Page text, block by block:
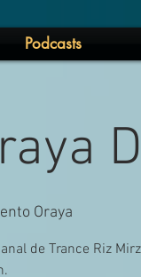
Podcasts
Oraya
de Trance Riz